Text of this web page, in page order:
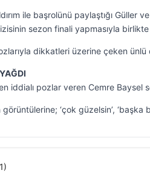
ile başrolünü paylaştığı
sezon finali yapmasıyla
dikkatleri üzerine çeken
iddialı pozlar veren Cemre Baysel
görüntülerine; ‘çok güzelsin’, ‘başka